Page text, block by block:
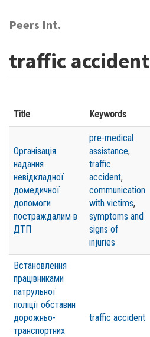
main
Peers Int.
traffic accident
Title Keywords
Організація
надання
невідкладної
домедичної
допомоги
постраждалим в
ДТП
pre-medical
assistance,
traffic
accident,
communication
with victims,
symptoms and
signs of
injuries
Встановлення
працівниками
патрульної
поліції обставин
дорожньо-
транспортних
traffic accident